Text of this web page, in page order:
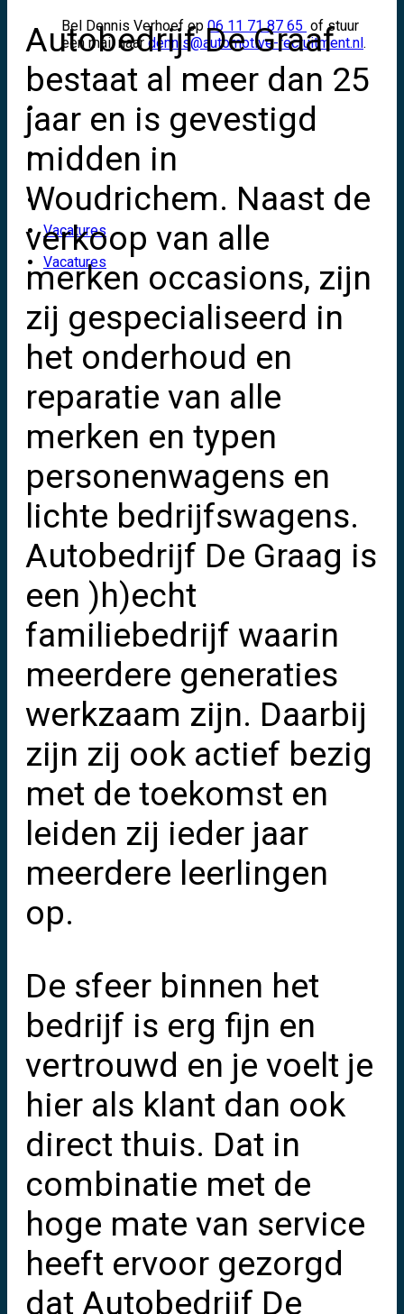
Bel Dennis Verhoef op 06 11 71 87 65 of stuur
een mail naardennis@automotive-recruitment.nl.
Over ons
Contact
Vacatures
Vacatures
Autobedrijf De Graaf
bestaat al meer dan 25
jaar en is gevestigd
midden in
Woudrichem. Naast de
verkoop van alle
merken occasions, zijn
zij gespecialiseerd in
het onderhoud en
reparatie van alle
merken en typen
personenwagens en
lichte bedrijfswagens.
Autobedrijf De Graag is
een )h)echt
familiebedrijf waarin
meerdere generaties
werkzaam zijn. Daarbij
zijn zij ook actief bezig
met de toekomst en
leiden zij ieder jaar
meerdere leerlingen
op.
De sfeer binnen het
bedrijf is erg fijn en
vertrouwd en je voelt je
hier als klant dan ook
direct thuis. Dat in
combinatie met de
hoge mate van service
heeft ervoor gezorgd
dat Autobedrijf De